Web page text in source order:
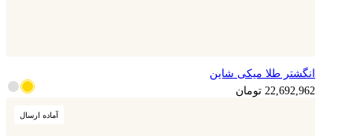
5,673,241 تومان
انگشتر طلا میکی شاین
22,692,962 تومان
آماده ارسال